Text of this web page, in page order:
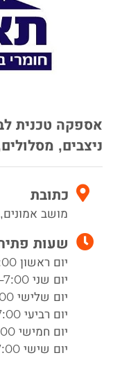
שירות ואחריות
אספקה טכנית
ניצבים,
כתובת
מושב
שעות
יום ראשון 7:00–17:30
יום שני 7:00–17:30
יום שלישי 7:00–17:30
יום רביעי 7:00–17:30
יום חמישי 7:00–17:30
יום שישי 7:00–13:00